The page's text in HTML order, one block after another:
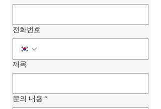
전화번호
제목
문의 내용 *